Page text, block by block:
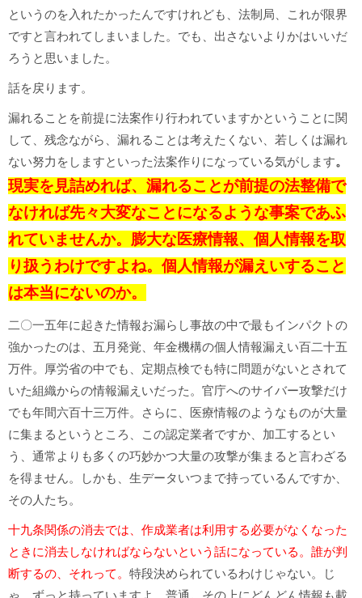
というのを入れたかったんですけれども、法制局、これが限界
ですと言われてしまいました。でも、出さないよりかはいいだ
ろうと思いました。
話を戻ります。
漏れることを前提に法案作り行われていますかということに関
して、残念ながら、漏れることは考えたくない、若しくは漏れ
ない努力をしますといった法案作りになっている気がします。
現実を見詰めれば、漏れることが前提の法整備で
なければ先々大変なことになるような事案であふ
れていませんか。膨大な医療情報、個人情報を取
り扱うわけですよね。個人情報が漏えいすること
は本当にないのか。
二〇一五年に起きた情報お漏らし事故の中で最もインパクトの
強かったのは、五月発覚、年金機構の個人情報漏えい百二十五
万件。厚労省の中でも、定期点検でも特に問題がないとされて
いた組織からの情報漏えいだった。官庁へのサイバー攻撃だけ
でも年間六百十三万件。さらに、医療情報のようなものが大量
に集まるというところ、この認定業者ですか、加工するとい
う、通常よりも多くの巧妙かつ大量の攻撃が集まると言わざる
を得ません。しかも、生データいつまで持っているんですか、
その人たち。
十九条関係の消去では、作成業者は利用する必要がなくなった
ときに消去しなければならないという話になっている。誰が判
断するの、それって。 特段決められているわけじゃない。じ
ゃ、ずっと持っていますよ、普通。その上にどんどん情報も載